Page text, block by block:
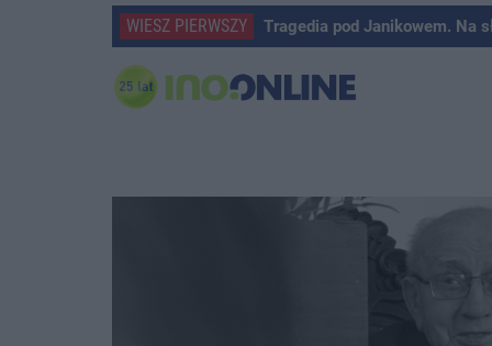
WIESZ PIERWSZY Tragedia pod Janikowem. Na